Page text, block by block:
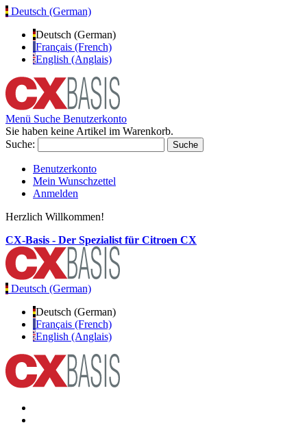
Deutsch (German)
Deutsch (German)
Français (French)
English (Anglais)
Menü Suche Benutzerkonto
Sie haben keine Artikel im Warenkorb.
Suche:
Suche
Benutzerkonto
Mein Wunschzettel
Anmelden
Herzlich Willkommen!
CX-Basis - Der Spezialist für Citroen CX
Deutsch (German)
Deutsch (German)
Français (French)
English (Anglais)